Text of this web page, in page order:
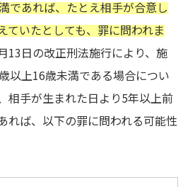
であれば、たとえ相手が合意し
ていたとしても、罪に問われま
13日の改正刑法施行により、施
以上16歳未満である場合につい
相手が生まれた日より5年以上前
れば、以下の罪に問われる可能性